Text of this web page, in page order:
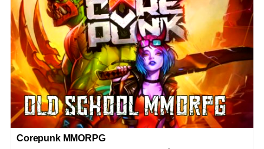
Corepunk MMORPG